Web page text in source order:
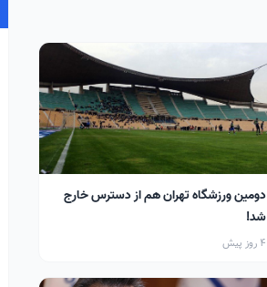
دومین ورزشگاه تهران هم از دسترس خارج
شد!
4 روز پیش